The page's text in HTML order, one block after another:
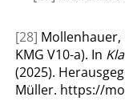
[28] Mollenhauer,
KMG V10-a). In
(2025).
Müller. https://